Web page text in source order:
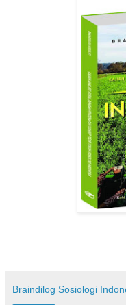
Braindilog Sosiologi